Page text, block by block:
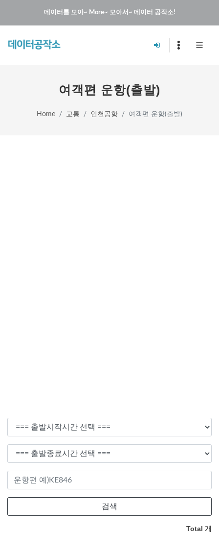
데이터를 모아~ More~ 모아서~ 데이터 공작소!
여객편 운항(출발)
Home 교통 인천공항 여객편 운항(출발)
Total 개